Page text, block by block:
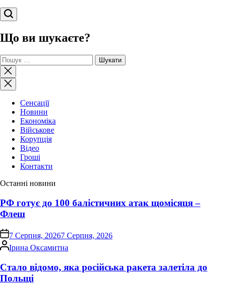
Пошук
Що ви шукаєте?
Пошук:
Закрити
пошук
Сенсації
Новини
Економіка
Військове
Корупція
Відео
Гроші
Контакти
Останні новини
РФ готує до 100 балістичних атак щомісяця –
Флеш
on 7 Серпня, 20267 Серпня, 2026
Опубліковано
Ірина Оксамитна
Стало відомо, яка російська ракета залетіла до
Польщі